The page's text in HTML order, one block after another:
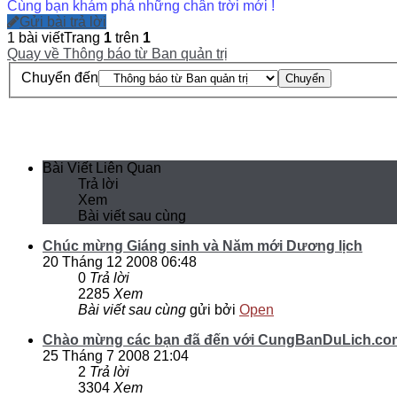
Cùng bạn khám phá những chân trời mới !
Gửi bài trả lời
1 bài viếtTrang 1 trên 1
Quay về Thông báo từ Ban quản trị
Chuyển đến
Chuyển
Bài Viết Liên Quan
Trả lời
Xem
Bài viết sau cùng
Chúc mừng Giáng sinh và Năm mới Dương lịch
20 Tháng 12 2008 06:48
0 Trả lời
2285 Xem
Bài viết sau cùng gửi bởi Open
Chào mừng các bạn đã đến với
25 Tháng 7 2008 21:04
2 Trả lời
3304 Xem